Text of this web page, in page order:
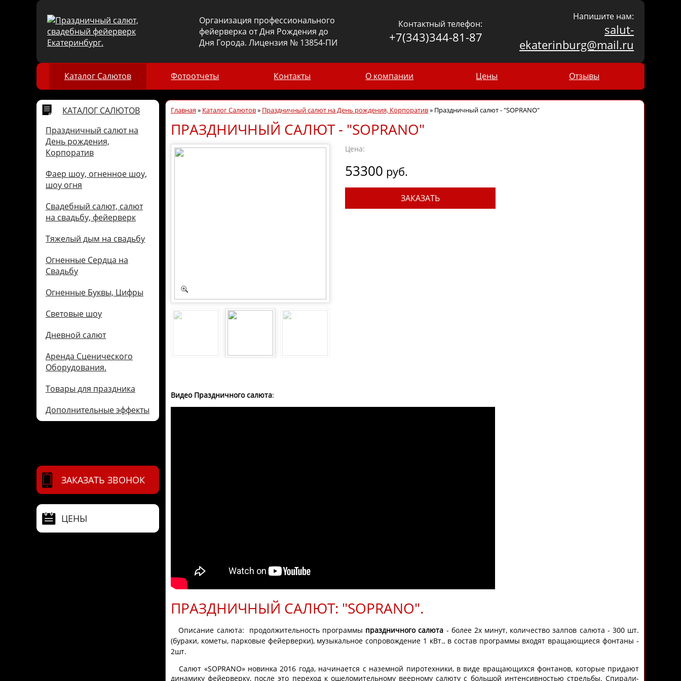
Организация профессионального
фейерверка от Дня Рождения до
Дня Города. Лицензия № 13854-ПИ
Контактный телефон:
+7(343)344-81-87
Напишите нам:
salut-
ekaterinburg@mail.ru
Каталог Салютов Фотоотчеты Контакты О компании Цены Отзывы
КАТАЛОГ САЛЮТОВ
Праздничный салют на
День рождения,
Корпоратив
Фаер шоу, огненное шоу,
шоу огня
Свадебный салют, салют
на свадьбу, фейерверк
Тяжелый дым на свадьбу
Огненные Сердца на
Свадьбу
Огненные Буквы, Цифры
Световые шоу
Дневной салют
Аренда Сценического
Оборудования.
Товары для праздника
Дополнительные эффекты
ЗАКАЗАТЬ ЗВОНОК
ЦЕНЫ
Главная» Каталог Салютов» Праздничный салют на День рождения, Корпоратив» Праздничный салют - "SOPRANO"
ПРАЗДНИЧНЫЙ САЛЮТ - "SOPRANO"
Цена:
53300 руб.
ЗАКАЗАТЬ
Видео Праздничного салюта:
ПРАЗДНИЧНЫЙ САЛЮТ: "SOPRANO".
Описание салюта: продолжительность программы праздничного салюта - более 2х минут, количество залпов салюта - 300 шт.
(бураки, кометы, парковые фейерверки), музыкальное сопровождение 1 кВт., в состав программы входят вращающиеся фонтаны -
2шт.
Салют «SOPRANO» новинка 2016 года, начинается с наземной пиротехники, в виде вращающихся фонтанов, которые придают
динамику фейерверку, после это переход к ошеломительному веерному салюту с большой интенсивностью стрельбы. Спирали-